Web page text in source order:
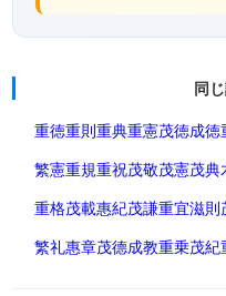
同
重徳重則重典重憲茂徳成徳
繁憲重規重祝茂敬茂憲茂典
重格茂載惠紀茂謙重宜滋則
繁礼惠章茂德成教重乗茂紀